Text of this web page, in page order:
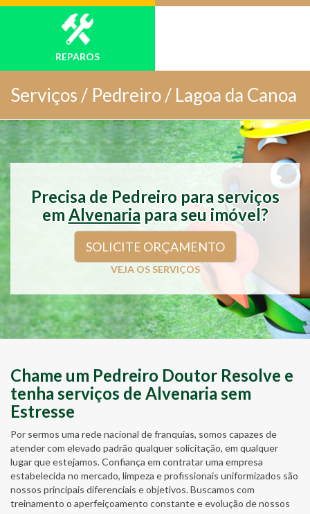
REPAROS
Serviços / Pedreiro / Lagoa da Canoa
Precisa de Pedreiro para serviços
em Alvenaria para seu imóvel?
SOLICITE ORÇAMENTO
VEJA OS SERVIÇOS
Chame um Pedreiro Doutor Resolve e
tenha serviços de Alvenaria sem
Estresse
Por sermos uma rede nacional de franquias, somos capazes de
atender com elevado padrão qualquer solicitação, em qualquer
lugar que estejamos. Confiança em contratar uma empresa
estabelecida no mercado, limpeza e profissionais uniformizados são
nossos principais diferenciais e objetivos. Buscamos com
treinamento o aperfeiçoamento constante e evolução de nossos